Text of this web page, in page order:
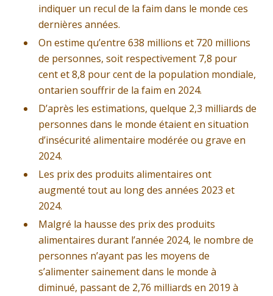
indiquer un recul de la faim dans le monde ces
dernières années.
On estime qu’entre 638 millions et 720 millions
de personnes, soit respectivement 7,8 pour
cent et 8,8 pour cent de la population mondiale,
ontarien souffrir de la faim en 2024.
D’après les estimations, quelque 2,3 milliards de
personnes dans le monde étaient en situation
d’insécurité alimentaire modérée ou grave en
2024.
Les prix des produits alimentaires ont
augmenté tout au long des années 2023 et
2024.
Malgré la hausse des prix des produits
alimentaires durant l’année 2024, le nombre de
personnes n’ayant pas les moyens de
s’alimenter sainement dans le monde à
diminué, passant de 2,76 milliards en 2019 à